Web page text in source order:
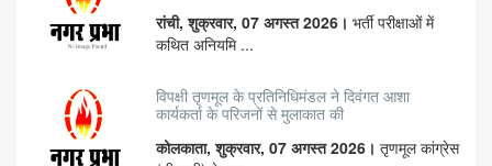
रांची, शुक्रवार, 07 अगस्त 2026। भर्ती परीक्षाओं में
कथित अनियमि ...
विपक्षी तृणमूल के प्रतिनिधिमंडल ने दिवंगत आशा
कार्यकर्ता के परिजनों से मुलाकात की
कोलकाता, शुक्रवार, 07 अगस्त 2026। तृणमूल कांग्रेस